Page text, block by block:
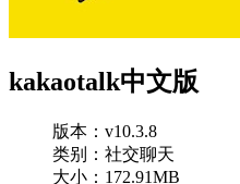
kakaotalk中文版
版本：v10.3.8
类别：社交聊天
大小：172.91MB